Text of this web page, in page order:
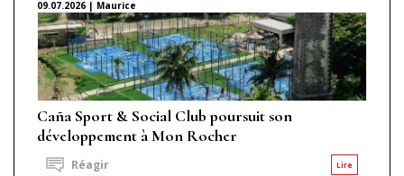
09.07.2026 | Maurice
Caña Sport & Social Club poursuit son
développement à Mon Rocher
Lire
Réagir